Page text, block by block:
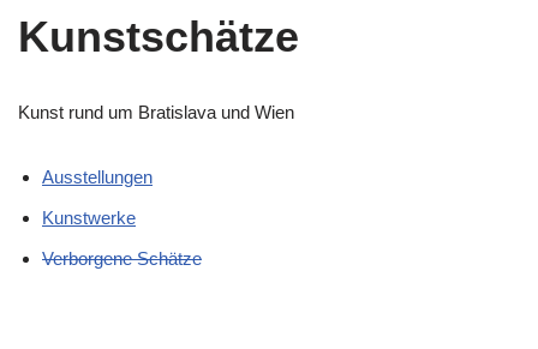
Kunstschätze
Kunst rund um Bratislava und Wien
Ausstellungen
Kunstwerke
Verborgene Schätze